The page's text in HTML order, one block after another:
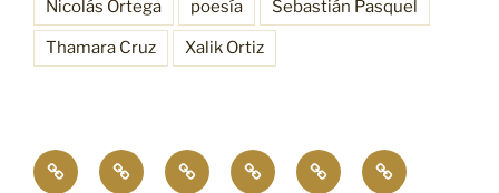
Nicolás Ortega poesía Sebastián Pasquel
Thamara Cruz Xalik Ortiz
Empatía¿QuiénesAntecedentesProcesosFuncionesResonancia